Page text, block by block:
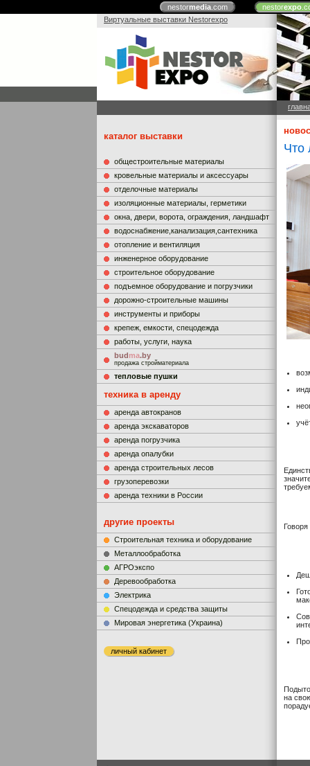
nestormedia.com nestorexpo
Виртуальные выставки Nestorexpo
каталог выставки
общестроительные материалы
кровельные материалы и аксессуары
отделочные материалы
изоляционные материалы, герметики
окна, двери, ворота, ограждения, ландшафт
водоснабжение,канализация,сантехника
отопление и вентиляция
инженерное оборудование
строительное оборудование
подъемное оборудование и погрузчики
дорожно-строительные машины
инструменты и приборы
крепеж, емкости, спецодежда
работы, услуги, наука
budma.by
продажа стройматериала
тепловые пушки
техника в аренду
аренда автокранов
аренда экскаваторов
аренда погрузчика
аренда опалубки
аренда строительных лесов
грузоперевозки
аренда техники в России
другие проекты
Строительная техника и оборудование
Металлообработка
АГРОэкспо
Деревообработка
Электрика
Cпецодежда и средства защиты
Мировая энергетика (Украина)
личный кабинет
Что
на